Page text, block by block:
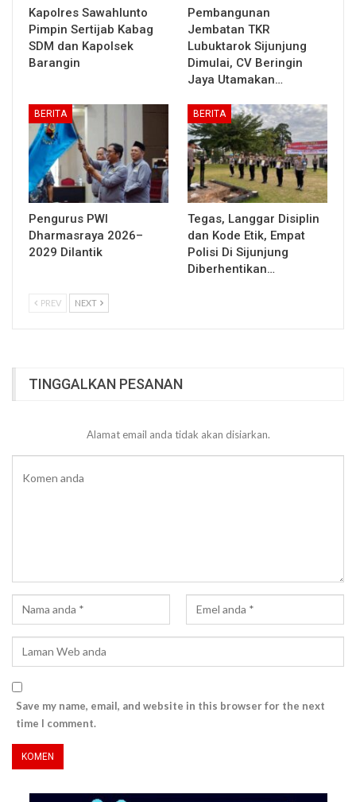
Kapolres Sawahlunto
Pimpin Sertijab Kabag
SDM dan Kapolsek
Barangin
Pembangunan
Jembatan TKR
Lubuktarok Sijunjung
Dimulai, CV Beringin
Jaya Utamakan…
BERITA
Pengurus PWI
Dharmasraya 2026–
2029 Dilantik
BERITA
Tegas, Langgar Disiplin
dan Kode Etik, Empat
Polisi Di Sijunjung
Diberhentikan…
PREV NEXT
TINGGALKAN PESANAN
Alamat email anda tidak akan disiarkan.
Save my name, email, and website in this browser for the next
time I comment.